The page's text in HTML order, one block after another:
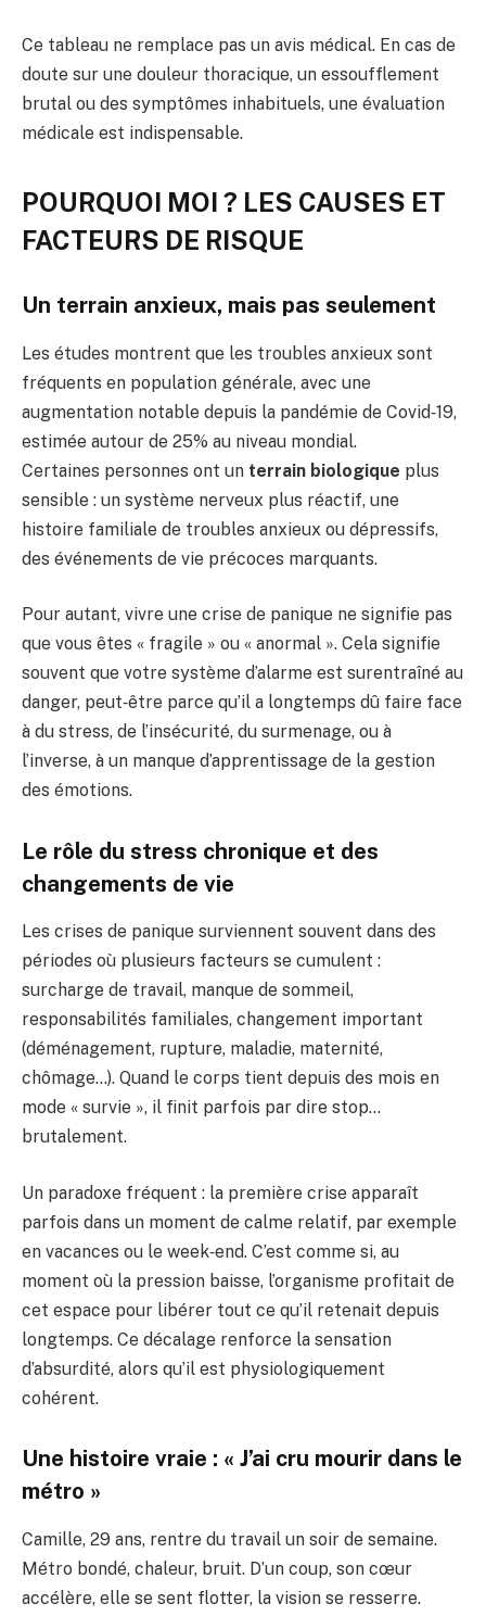
Ce tableau ne remplace pas un avis médical. En cas de
doute sur une douleur thoracique, un essoufflement
brutal ou des symptômes inhabituels, une évaluation
médicale est indispensable.
POURQUOI MOI ? LES CAUSES ET
FACTEURS DE RISQUE
Un terrain anxieux, mais pas seulement
Les études montrent que les troubles anxieux sont
fréquents en population générale, avec une
augmentation notable depuis la pandémie de Covid‑19,
estimée autour de 25% au niveau mondial.
Certaines personnes ont un terrain biologique plus
sensible : un système nerveux plus réactif, une
histoire familiale de troubles anxieux ou dépressifs,
des événements de vie précoces marquants.
Pour autant, vivre une crise de panique ne signifie pas
que vous êtes « fragile » ou « anormal ». Cela signifie
souvent que votre système d’alarme est surentraîné au
danger, peut‑être parce qu’il a longtemps dû faire face
à du stress, de l’insécurité, du surmenage, ou à
l’inverse, à un manque d’apprentissage de la gestion
des émotions.
Le rôle du stress chronique et des
changements de vie
Les crises de panique surviennent souvent dans des
périodes où plusieurs facteurs se cumulent :
surcharge de travail, manque de sommeil,
responsabilités familiales, changement important
(déménagement, rupture, maladie, maternité,
chômage…). Quand le corps tient depuis des mois en
mode « survie », il finit parfois par dire stop…
brutalement.
Un paradoxe fréquent : la première crise apparaît
parfois dans un moment de calme relatif, par exemple
en vacances ou le week‑end. C’est comme si, au
moment où la pression baisse, l’organisme profitait de
cet espace pour libérer tout ce qu’il retenait depuis
longtemps. Ce décalage renforce la sensation
d’absurdité, alors qu’il est physiologiquement
cohérent.
Une histoire vraie : « J’ai cru mourir dans le
métro »
Camille, 29 ans, rentre du travail un soir de semaine.
Métro bondé, chaleur, bruit. D’un coup, son cœur
accélère, elle se sent flotter, la vision se resserre.